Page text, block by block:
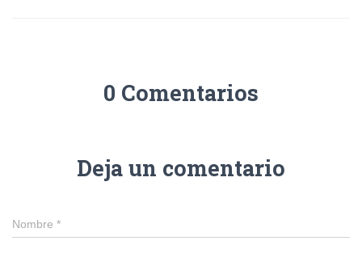
0 Comentarios
Deja un comentario
Nombre *